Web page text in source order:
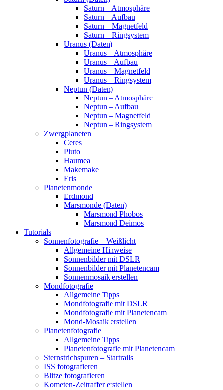
Saturn – Atmosphäre
Saturn – Aufbau
Saturn – Magnetfeld
Saturn – Ringsystem
Uranus (Daten)
Uranus – Atmosphäre
Uranus – Aufbau
Uranus – Magnetfeld
Uranus – Ringsystem
Neptun (Daten)
Neptun – Atmosphäre
Neptun – Aufbau
Neptun – Magnetfeld
Neptun – Ringsystem
Zwergplaneten
Ceres
Pluto
Haumea
Makemake
Eris
Planetenmonde
Erdmond
Marsmonde (Daten)
Marsmond Phobos
Marsmond Deimos
Tutorials
Sonnenfotografie – Weißlicht
Allgemeine Hinweise
Sonnenbilder mit DSLR
Sonnenbilder mit Planetencam
Sonnenmosaik erstellen
Mondfotografie
Allgemeine Tipps
Mondfotografie mit DSLR
Mondfotografie mit Planetencam
Mond-Mosaik erstellen
Planetenfotografie
Allgemeine Tipps
Planetenfotografie mit Planetencam
Sternstrichspuren – Startrails
ISS fotografieren
Blitze fotografieren
Kometen-Zeitraffer erstellen